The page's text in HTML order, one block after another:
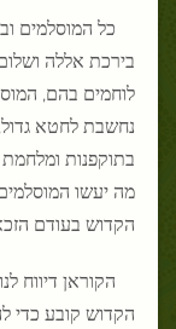
כל המוסלמים
בירכת אללה
לוחמים בהם,
נחשבת לחטא
בתוקפנות
מה יעשו
הקדוש בעודם
הקוראן דיווח
הקדוש קובע כדי